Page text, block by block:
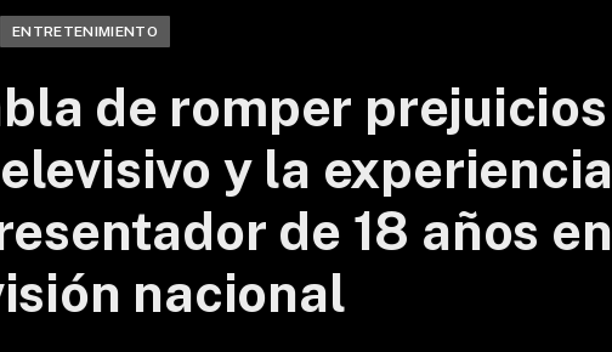
ENTRETENIMIENTO
de romper prejuicios
y la experiencia
de 18 años en
nacional